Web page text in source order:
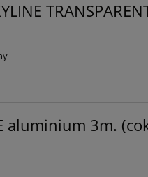
aluminium 3m.